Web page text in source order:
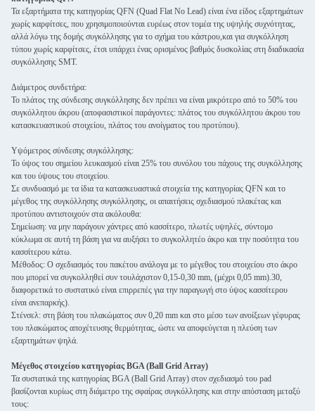
Τα εξαρτήματα της κατηγορίας QFN (Quad Flat No Lead) είναι ένα είδος εξαρτημάτων
χωρίς καρφίτσες, που χρησιμοποιούνται ευρέως στον τομέα της υψηλής συχνότητας,
αλλά λόγω της δομής συγκόλλησης για το σχήμα του κάστρου,και για συγκόλληση
τύπου χωρίς καρφίτσες, έτσι υπάρχει ένας ορισμένος βαθμός δυσκολίας στη διαδικασία
συγκόλλησης SMT.
Διάμετρος συνδετήρα:
Το πλάτος της σύνδεσης συγκόλλησης δεν πρέπει να είναι μικρότερο από το 50% του
συγκόλλητου άκρου (αποφασιστικοί παράγοντες: πλάτος του συγκόλλητου άκρου του
κατασκευαστικού στοιχείου, πλάτος του ανοίγματος του προτύπου).
Υψόμετρος σύνδεσης συγκόλλησης:
Το ύψος του σημείου λευκασμού είναι 25% του συνόλου του πάχους της συγκόλλησης
και του ύψους του στοιχείου.
Σε συνδυασμό με τα ίδια τα κατασκευαστικά στοιχεία της κατηγορίας QFN και το
μέγεθος της συγκόλλησης συγκόλλησης, οι απαιτήσεις σχεδιασμού πλακέτας και
προτύπου αντιστοιχούν στα ακόλουθα:
Σημείωση: να μην παράγουν χάντρες από κασσίτερο, πλωτές υψηλές, σύντομο
κύκλωμα σε αυτή τη βάση για να αυξήσει το συγκολλητέο άκρο και την ποσότητα του
κασσίτερου κάτω.
Μέθοδος: Ο σχεδιασμός του πακέτου ανάλογα με το μέγεθος του στοιχείου στο άκρο
που μπορεί να συγκολληθεί συν τουλάχιστον 0,15-0,30 mm, (μέχρι 0,05 mm).30,
διαφορετικά το συστατικό είναι επιρρεπές για την παραγωγή στο ύψος κασσίτερου
είναι ανεπαρκής).
Στένσελ: στη βάση του πλακώματος συν 0,20 mm και στο μέσο των ανοίξεων γέφυρας
του πλακώματος αποχέτευσης θερμότητας, ώστε να αποφεύγεται η πλεύση των
εξαρτημάτων ψηλά.
Μέγεθος στοιχείου κατηγορίας BGA (Ball Grid Array)
Τα συστατικά της κατηγορίας BGA (Ball Grid Array) στον σχεδιασμό του pad
βασίζονται κυρίως στη διάμετρο της σφαίρας συγκόλλησης και στην απόσταση μεταξύ
τους: